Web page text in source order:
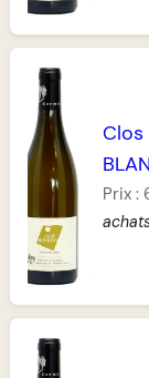
Clos
Prix :